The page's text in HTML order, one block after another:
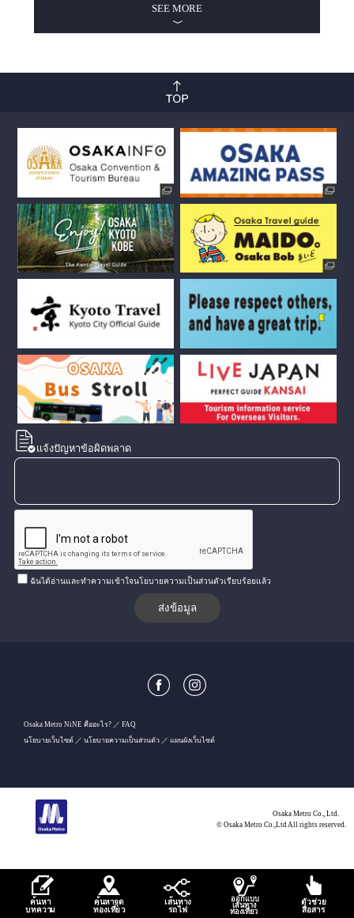
ค้นหา
บทความ
ค้นหาจุด
ท่องเท
ี่ยว
เส
้นทาง
รถไฟ
ออกแบบ
เส้นทาง
ท่องเที่ยว
ตัวช่วย
สื่อสาร
SEE MORE
แจ้งปัญหาข้อผิดพลาด
ฉันได้อ่านและทำความเข้าใจนโยบายความเป็นส่วนตัวเรียบร้อยแล้ว
Osaka Metro NiNE คืออะไร?
FAQ
นโยบายเว็บไซต์
นโยบายความเป็นส่วนตัว แผนผังเว็บไซต์
Osaka Metro Co., Ltd.
© Osaka Metro Co.,Ltd All rights reserved.